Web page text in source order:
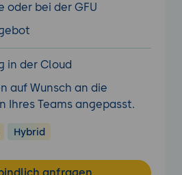
oder bei der GFU
in der Cloud
auf Wunsch an die
Ihres Teams angepasst.
Hybrid
anfragen